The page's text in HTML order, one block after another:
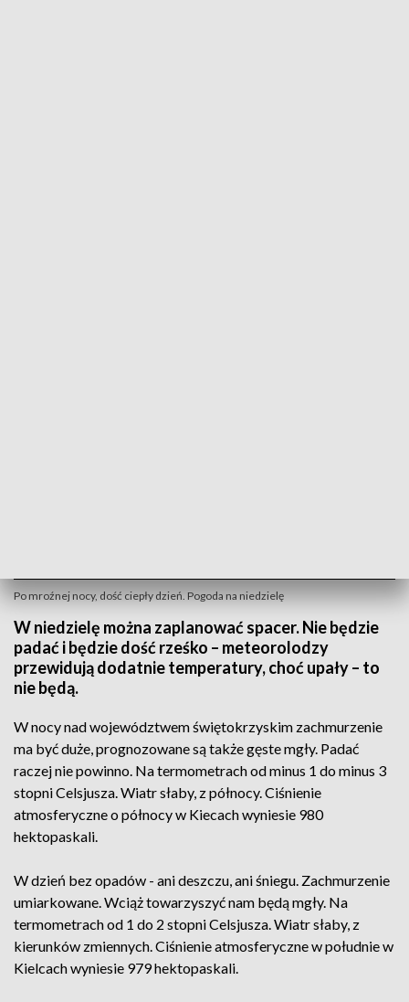
Po mroźnej nocy, dość ciepły dzień. Pogoda na niedzielę
W niedzielę można zaplanować spacer. Nie będzie
padać i będzie dość rześko – meteorolodzy
przewidują dodatnie temperatury, choć upały – to
nie będą.
W nocy nad województwem świętokrzyskim zachmurzenie
ma być duże, prognozowane są także gęste mgły. Padać
raczej nie powinno. Na termometrach od minus 1 do minus 3
stopni Celsjusza. Wiatr słaby, z północy. Ciśnienie
atmosferyczne o północy w Kiecach wyniesie 980
hektopaskali.
W dzień bez opadów - ani deszczu, ani śniegu. Zachmurzenie
umiarkowane. Wciąż towarzyszyć nam będą mgły. Na
termometrach od 1 do 2 stopni Celsjusza. Wiatr słaby, z
kierunków zmiennych. Ciśnienie atmosferyczne w południe w
Kielcach wyniesie 979 hektopaskali.